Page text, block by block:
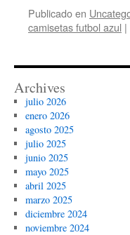
Publicado en
camisetas futbol azul |
Archives
julio 2026
enero 2026
agosto 2025
julio 2025
junio 2025
mayo 2025
abril 2025
marzo 2025
diciembre 2024
noviembre 2024